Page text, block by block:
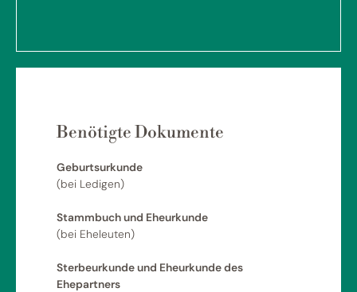
Benötigte Dokumente
Geburtsurkunde
(bei Ledigen)
Stammbuch und Eheurkunde
(bei Eheleuten)
Sterbeurkunde und Eheurkunde des
Ehepartners